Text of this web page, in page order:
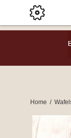
Home /